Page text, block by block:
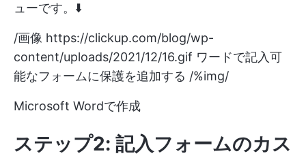
ューです。⬇️
/画像 https://clickup.com/blog/wp-
content/uploads/2021/12/16.gif ワードで記入可
能なフォームに保護を追加する /%img/
Microsoft Wordで作成
ステップ2: 記入フォームのカス